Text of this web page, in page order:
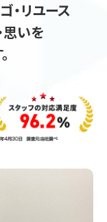
・リユース
思いを